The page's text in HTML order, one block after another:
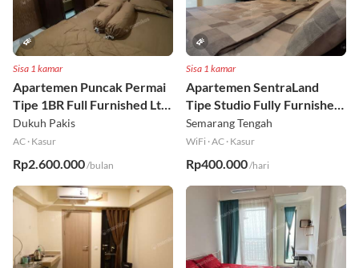
Sisa 1 kamar
Apartemen Puncak Permai
Tipe 1BR Full Furnished Lt
18
Dukuh Pakis
AC · Kasur
Rp2.600.000/bulan
Sisa 1 kamar
Apartemen SentraLand
Tipe Studio Fully Furnished
Lt 8
Semarang Tengah
WiFi ·AC · Kasur
Rp400.000/hari